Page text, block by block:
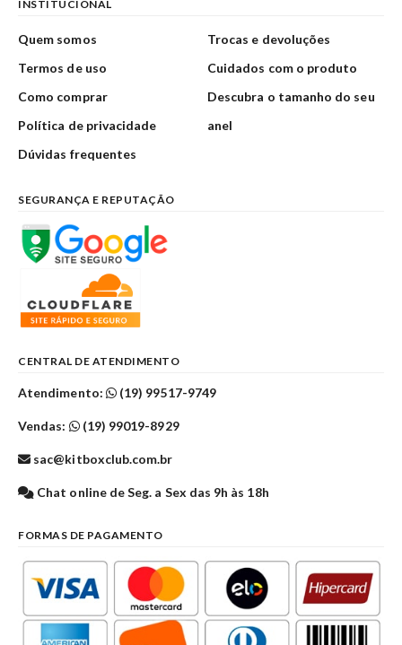
INSTITUCIONAL
Quem somos
Termos de uso
Como comprar
Política de privacidade
Dúvidas frequentes
Trocas e devoluções
Cuidados com o produto
Descubra o tamanho do seu
anel
SEGURANÇA E REPUTAÇÃO
CENTRAL DE ATENDIMENTO
Atendimento: (19) 99517-9749
Vendas: (19) 99019-8929
sac@kitboxclub.com.br
Chat online de Seg. a Sex das 9h às 18h
FORMAS DE PAGAMENTO